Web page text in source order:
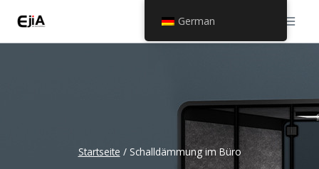
Startseite / Schalldämmung im Büro
German